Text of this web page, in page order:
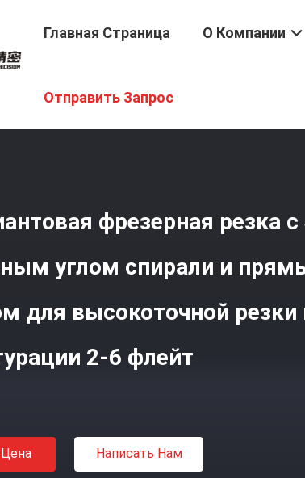
Главная Страница О Компании
Отправить Запрос
2-6 Флейт
фрезерная резка с
углом спирали и
для высокоточной резки
2-6 флейт
Написать Нам